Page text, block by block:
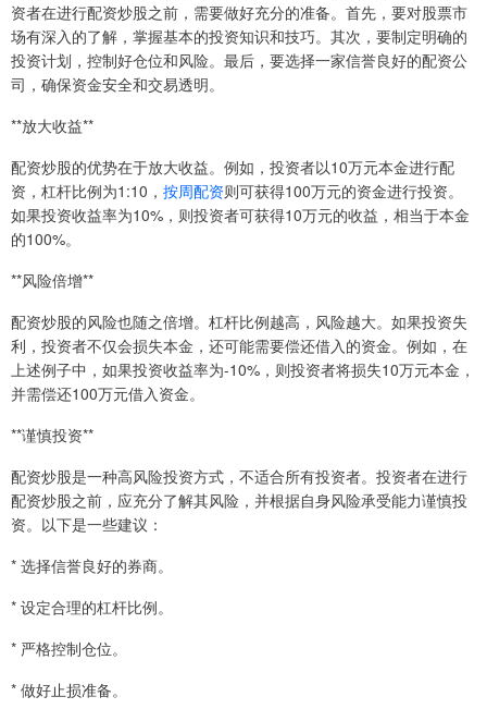
资者在进行配资炒股之前，需要做好充分的准备。首先，要对股票市
场有深入的了解，掌握基本的投资知识和技巧。其次，要制定明确的
投资计划，控制好仓位和风险。最后，要选择一家信誉良好的配资公
司，确保资金安全和交易透明。
**放大收益**
配资炒股的优势在于放大收益。例如，投资者以10万元本金进行配
资，杠杆比例为1:10， 按周配资则可获得100万元的资金进行投资。
如果投资收益率为10%，则投资者可获得10万元的收益，相当于本金
的100%。
**风险倍增**
配资炒股的风险也随之倍增。杠杆比例越高，风险越大。如果投资失
利，投资者不仅会损失本金，还可能需要偿还借入的资金。例如，在
上述例子中，如果投资收益率为-10%，则投资者将损失10万元本金，
并需偿还100万元借入资金。
**谨慎投资**
配资炒股是一种高风险投资方式，不适合所有投资者。投资者在进行
配资炒股之前，应充分了解其风险，并根据自身风险承受能力谨慎投
资。以下是一些建议：
* 选择信誉良好的券商。
* 设定合理的杠杆比例。
* 严格控制仓位。
* 做好止损准备。